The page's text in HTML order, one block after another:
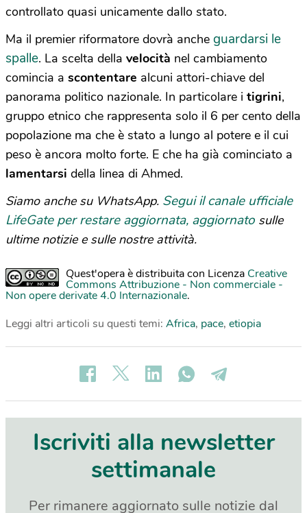
controllato quasi unicamente dallo stato.
Ma il premier riformatore dovrà anche guardarsi le
spalle. La scelta della velocità nel cambiamento
comincia a scontentare alcuni attori-chiave del
panorama politico nazionale. In particolare i tigrini,
gruppo etnico che rappresenta solo il 6 per cento della
popolazione ma che è stato a lungo al potere e il cui
peso è ancora molto forte. E che ha già cominciato a
lamentarsi della linea di Ahmed.
Siamo anche su WhatsApp. Segui il canale ufficiale
LifeGate per restare aggiornata, aggiornato sulle
ultime notizie e sulle nostre attività.
Quest'opera è distribuita con Licenza Creative
Commons Attribuzione - Non commerciale -
Non opere derivate 4.0 Internazionale.
Leggi altri articoli su questi temi: Africa, pace, etiopia
Iscriviti alla newsletter
settimanale
Per rimanere aggiornato sulle notizie dal